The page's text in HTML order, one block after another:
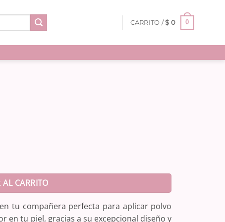
CARRITO /$ 0 0
CARRITO
tu compañera perfecta para aplicar polvo
en tu piel, gracias a su excepcional diseño y